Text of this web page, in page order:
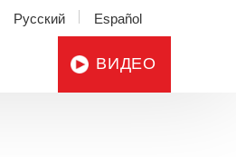
Русский Español
ВИДЕО